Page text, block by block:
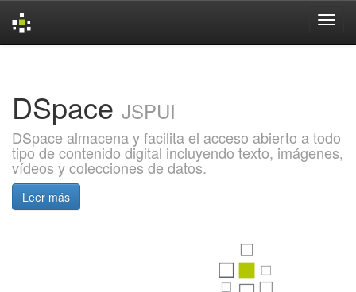
DSpace JSPUI
DSpace almacena y facilita el acceso abierto a todo
tipo de contenido digital incluyendo texto, imágenes,
vídeos y colecciones de datos.
Leer más